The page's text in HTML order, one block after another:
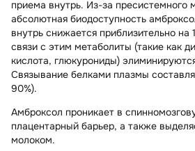
приема внутрь. Из-за пресистемного
абсолютная биодоступность
внутрь снижается приблизительно
связи с этим метаболиты (такие как
кислота, глюкурониды)
Связывание белками плазмы
90%).
Амброксол проникает в
плацентарный барьер, а также
молоком.